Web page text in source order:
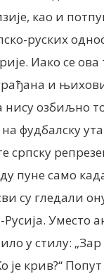
као и
руских
Иако се
и
нису озбиљно
фудбалску
српску
пуне само
су гледали
Уместо
у стилу:
је крив?“